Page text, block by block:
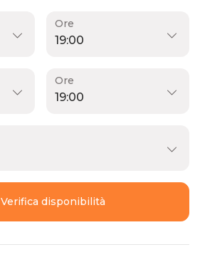
Ore
Ore
Verifica disponibilità